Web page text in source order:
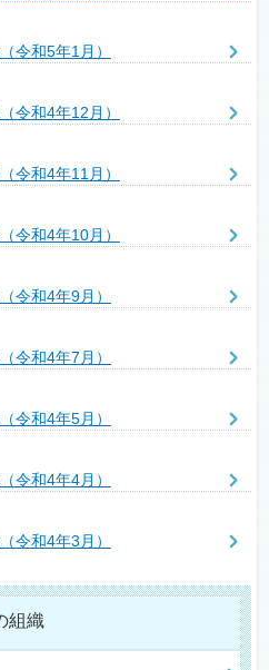
令和5年1月）
令和4年12月）
令和4年11月）
令和4年10月）
令和4年9月）
令和4年7月）
令和4年5月）
令和4年4月）
令和4年3月）
組織